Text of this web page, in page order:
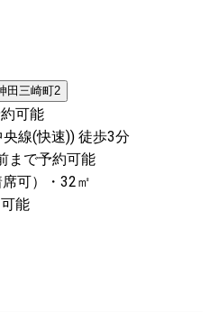
田三崎町2
可能
線(快速)) 徒歩3分
まで予約可能
可）・32㎡
能